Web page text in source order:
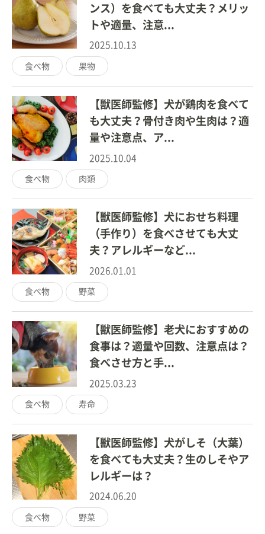
ンス）を食べても大丈夫？メリッ
トや適量、注意...
2025.10.13
食べ物 果物
【獣医師監修】犬が鶏肉を食べて
も大丈夫？骨付き肉や生肉は？適
量や注意点、ア...
2025.10.04
食べ物 肉類
【獣医師監修】犬におせち料理
（手作り）を食べさせても大丈
夫？アレルギーなど...
2026.01.01
食べ物 野菜
【獣医師監修】老犬におすすめの
食事は？適量や回数、注意点は？
食べさせ方と手...
2025.03.23
食べ物 寿命
【獣医師監修】犬がしそ（大葉）
を食べても大丈夫？生のしそやア
レルギーは？
2024.06.20
食べ物 野菜